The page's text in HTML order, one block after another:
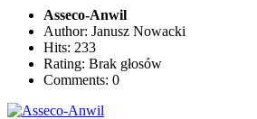
Asseco-Anwil
Author: Janusz Nowacki
Hits: 233
Rating: Brak głosów
Comments: 0